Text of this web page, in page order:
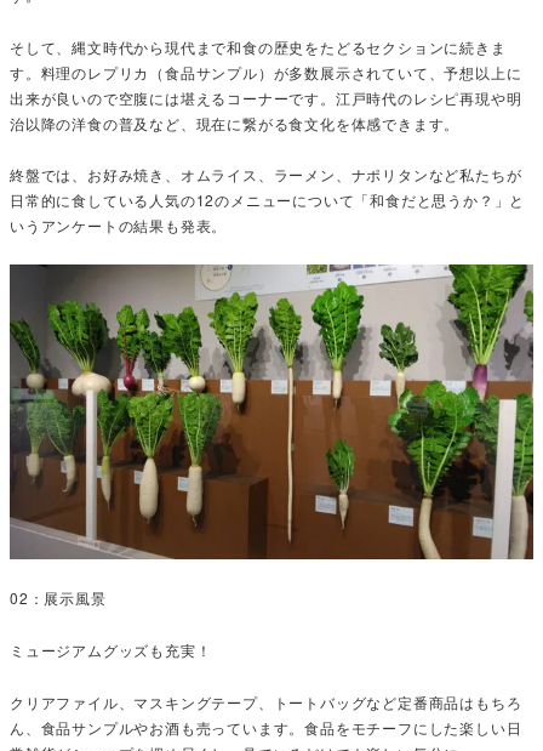
そして、縄文時代から現代まで和食の歴史をたどるセクションに続きま
す。料理のレプリカ（食品サンプル）が多数展示されていて、予想以上に
出来が良いので空腹には堪えるコーナーです。江戸時代のレシピ再現や明
治以降の洋食の普及など、現在に繋がる食文化を体感できます。
終盤では、お好み焼き、オムライス、ラーメン、ナポリタンなど私たちが
日常的に食している人気の12のメニューについて「和食だと思うか？」と
いうアンケートの結果も発表。
02：展示風景
ミュージアムグッズも充実！
クリアファイル、マスキングテープ、トートバッグなど定番商品はもちろ
ん、食品サンプルやお酒も売っています。食品をモチーフにした楽しい日